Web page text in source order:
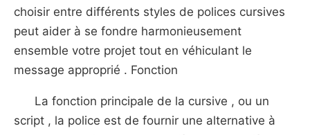
choisir entre différents styles de polices cursives
peut aider à se fondre harmonieusement
ensemble votre projet tout en véhiculant le
message approprié . Fonction
La fonction principale de la cursive , ou un
script , la police est de fournir une alternative à